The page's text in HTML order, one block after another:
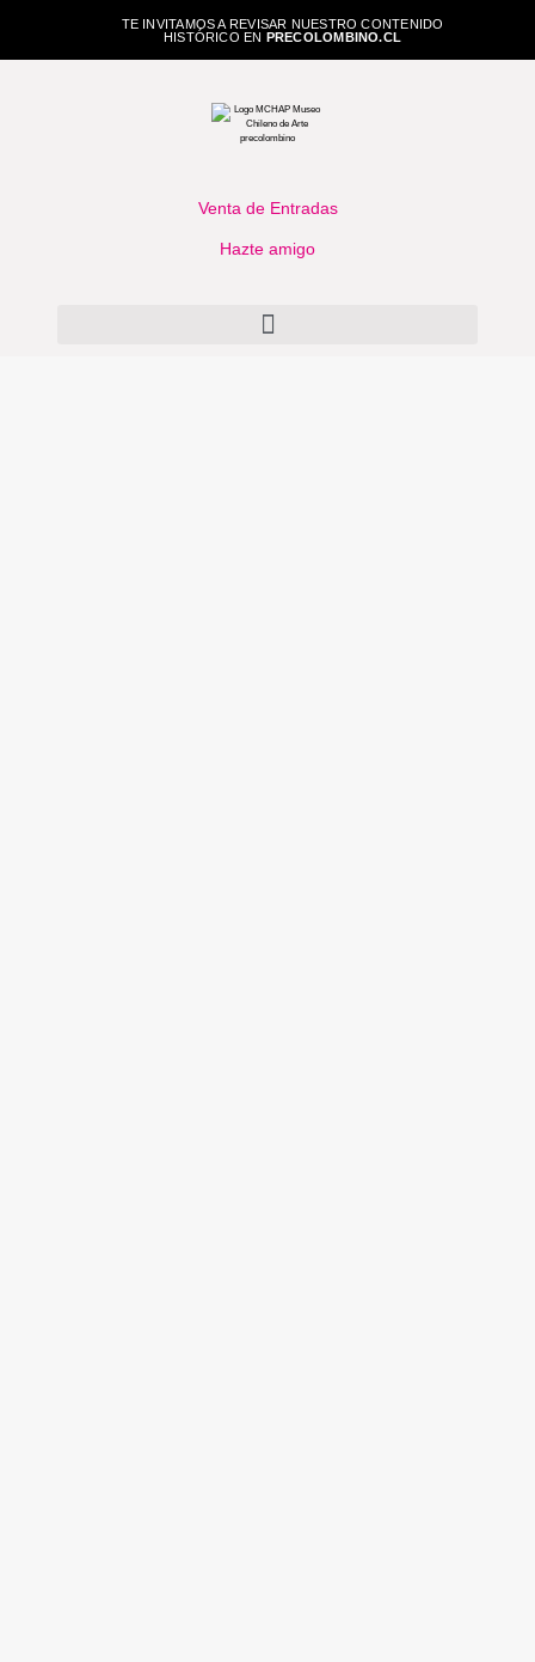
TE INVITAMOS A REVISAR NUESTRO CONTENIDO
HISTÓRICO EN PRECOLOMBINO.CL
Venta de Entradas
Hazte amigo